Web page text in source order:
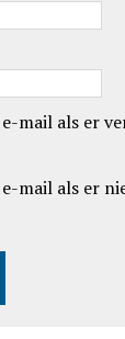
mail als er
mail als er